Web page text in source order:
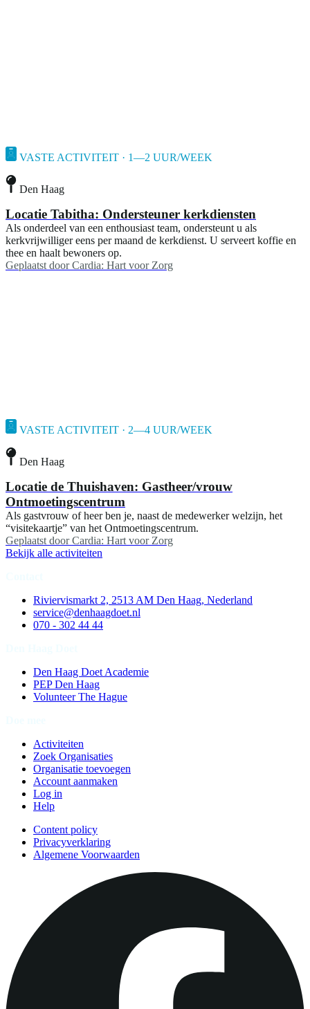
VASTE ACTIVITEIT · 1—2 UUR/WEEK
Den Haag
Locatie Tabitha: Ondersteuner kerkdiensten
Als onderdeel van een enthousiast team, ondersteunt u als
kerkvrijwilliger eens per maand de kerkdienst. U serveert koffie en
thee en haalt bewoners op.
Geplaatst door Cardia: Hart voor Zorg
VASTE ACTIVITEIT · 2—4 UUR/WEEK
Den Haag
Locatie de Thuishaven: Gastheer/vrouw
Ontmoetingscentrum
Als gastvrouw of heer ben je, naast de medewerker welzijn, het
“visitekaartje” van het Ontmoetingscentrum.
Geplaatst door Cardia: Hart voor Zorg
Bekijk alle activiteiten
Riviervismarkt 2, 2513 AM Den Haag, Nederland
service@denhaagdoet.nl
070 - 302 44 44
Den Haag Doet Academie
PEP Den Haag
Volunteer The Hague
Activiteiten
Zoek Organisaties
Organisatie toevoegen
Account aanmaken
Log in
Help
Content policy
Privacyverklaring
Algemene Voorwaarden